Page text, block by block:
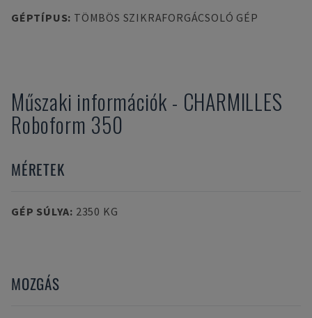
GÉPTÍPUS: TÖMBÖS SZIKRAFORGÁCSOLÓ GÉP
Műszaki információk - CHARMILLES
Roboform 350
MÉRETEK
GÉP SÚLYA: 2350 KG
MOZGÁS